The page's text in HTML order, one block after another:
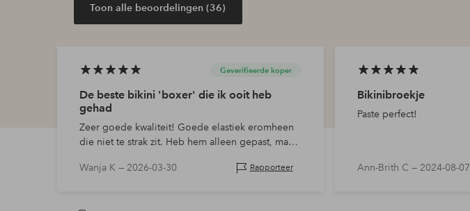
Toon alle beoordelingen (36)
Geverifieerde koper
De beste bikini 'boxer' die ik ooit heb
gehad
Zeer goede kwaliteit! Goede elastiek eromheen
die niet te strak zit. Heb hem alleen gepast, maar
Wanja K — 2026-03-30 Rapporteer
Bikinibroekje
Paste perfect!
Ann-Brith C — 2024-08-07